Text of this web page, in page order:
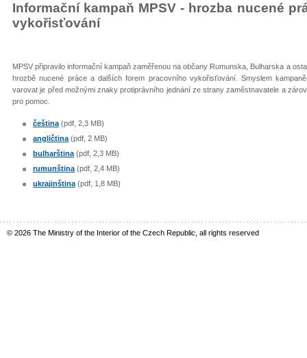
Informační kampaň MPSV - hrozba nucené
vykořisťování
MPSV připravilo informační kampaň zaměřenou na občany Rumunska, Bulharska a
hrozbě nucené práce a dalších forem pracovního vykořisťování. Smyslem
varovat je před možnými znaky protiprávního jednání ze strany zaměstnavatele a
pro pomoc.
čeština (pdf, 2,3 MB)
angličtina (pdf, 2 MB)
bulharština (pdf, 2,3 MB)
rumunština (pdf, 2,4 MB)
ukrajinština (pdf, 1,8 MB)
© 2026 The Ministry of the Interior of the Czech Republic, all rights reserved